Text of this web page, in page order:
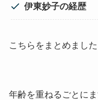
伊東妙子の経歴
こちらをまとめました
年齢を重ねるごとに